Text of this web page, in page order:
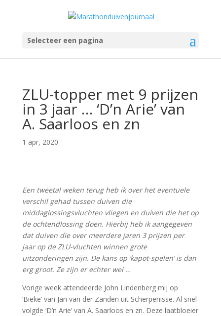
Selecteer een pagina
ZLU-topper met 9 prijzen
in 3 jaar … ‘D’n Arie’ van
A. Saarloos en zn
1 apr, 2020
Een tweetal weken terug heb ik over het eventuele
verschil gehad tussen duiven die
middaglossingsvluchten vliegen en duiven die het op
de ochtendlossing doen. Hierbij heb ik aangegeven
dat duiven die over meerdere jaren 3 prijzen per
jaar op de ZLU-vluchten winnen grote
uitzonderingen zijn. De kans op ‘kapot-spelen’ is dan
erg groot. Ze zijn er echter wel …
Vorige week attendeerde John Lindenberg mij op
‘Bieke’ van Jan van der Zanden uit Scherpenisse. Al snel
volgde ‘D’n Arie’ van A. Saarloos en zn. Deze laatbloeier